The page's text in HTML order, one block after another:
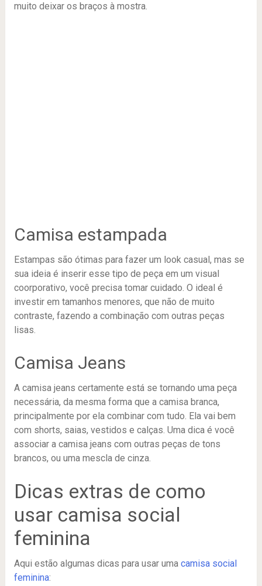
muito deixar os braços à mostra.
Camisa estampada
Estampas são ótimas para fazer um look casual, mas se
sua ideia é inserir esse tipo de peça em um visual
coorporativo, você precisa tomar cuidado. O ideal é
investir em tamanhos menores, que não de muito
contraste, fazendo a combinação com outras peças
lisas.
Camisa Jeans
A camisa jeans certamente está se tornando uma peça
necessária, da mesma forma que a camisa branca,
principalmente por ela combinar com tudo. Ela vai bem
com shorts, saias, vestidos e calças. Uma dica é você
associar a camisa jeans com outras peças de tons
brancos, ou uma mescla de cinza.
Dicas extras de como
usar camisa social
feminina
Aqui estão algumas dicas para usar uma camisa social
feminina: